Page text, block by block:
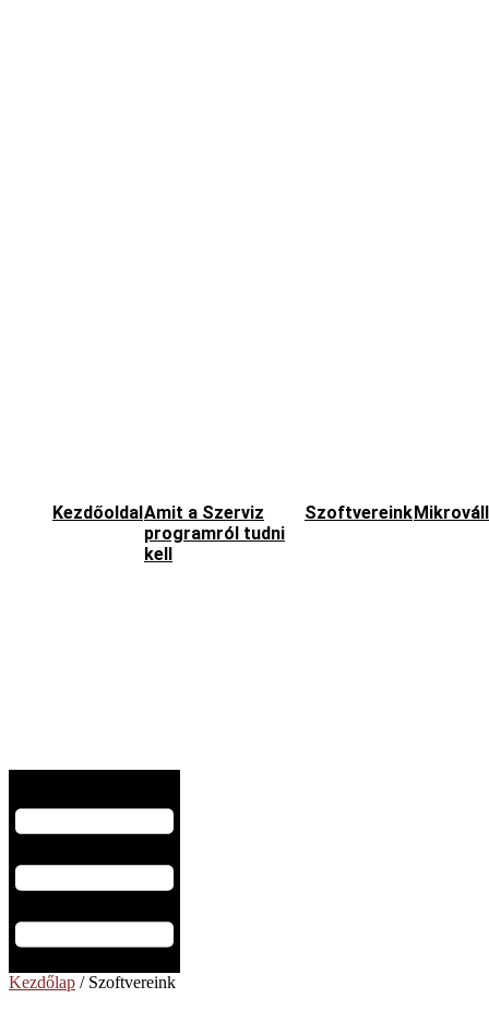
KezdőoldalAmit a Szerviz
programról tudni
kell
Szoftvereink
Kezdőlap / Szoftvereink